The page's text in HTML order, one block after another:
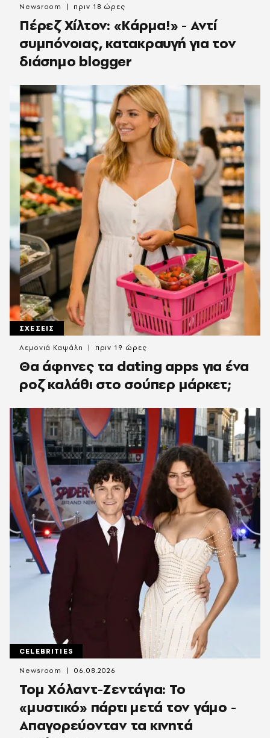
Πέρεζ Χίλτον: «Κάρμα!» - Αντί
συμπόνοιας, κατακραυγή για τον
διάσημο blogger
Newsroom πριν 18 ώρες
ΣΧΕΣΕΙΣ
Θα άφηνες τα dating apps για ένα
ροζ καλάθι στο σούπερ μάρκετ;
Λεμονιά Καψάλη πριν 19 ώρες
CELEBRITIES
Τομ Χόλαντ-Ζεντάγια: Το
«μυστικό» πάρτι μετά τον γάμο -
Απαγορεύονταν τα κινητά
Newsroom 06.08.2026